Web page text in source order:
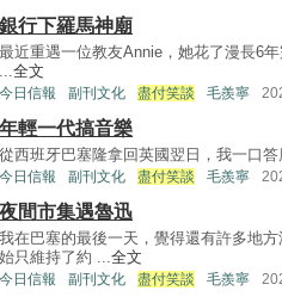
銀行下羅馬神廟
最近重遇一位教友Annie，她花了漫長6
...全文
今日信報 副刊文化 盡付笑談 毛羨寧
年輕一代搞音樂
從西班牙巴塞隆拿回英國翌日，我一口
今日信報 副刊文化 盡付笑談 毛羨寧
夜間市集遇魯迅
我在巴塞的最後一天，覺得還有許多地
始只維持了約 ...全文
今日信報 副刊文化 盡付笑談 毛羨寧